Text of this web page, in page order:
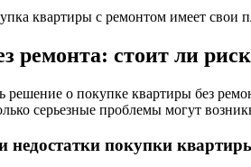
квартиры с ремонтом имеет
ремонта: стоит ли
о покупке квартиры без
серьезные проблемы могут
недостатки покупки